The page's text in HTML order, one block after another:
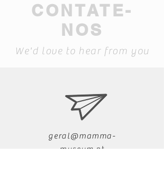
CONTATE-
NOS
We'd love to hear from you
geral@mamma-
museum.pt